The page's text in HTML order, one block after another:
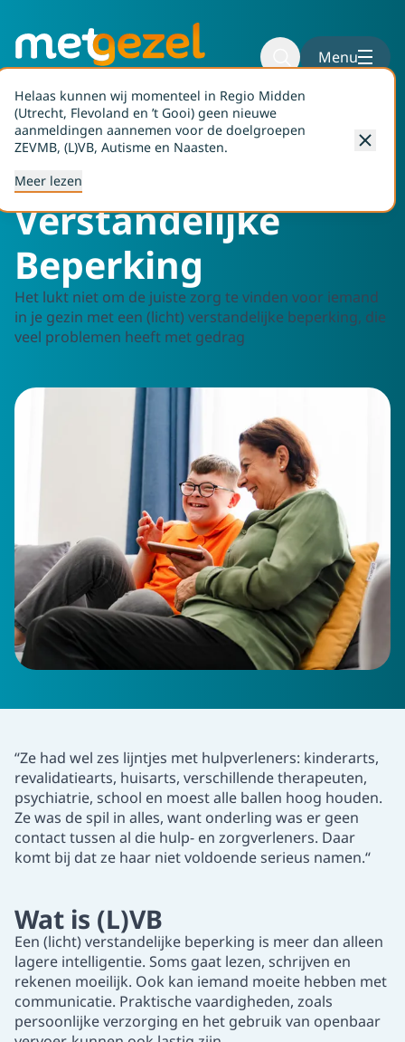
Helaas kunnen wij momenteel in Regio Midden
(Utrecht, Flevoland en ’t Gooi) geen nieuwe
aanmeldingen aannemen voor de doelgroepen
ZEVMB, (L)VB, Autisme en Naasten.
Meer lezen
Naar hoofdinhoud
Naar voettekst
Menu
(Licht)
Verstandelijke
Beperking
Het lukt niet om de juiste zorg te vinden voor iemand
in je gezin met een (licht) verstandelijke beperking, die
veel problemen heeft met gedrag
Home Aanvragen (L)VB
“Ze had wel zes lijntjes met hulpverleners: kinderarts,
revalidatiearts, huisarts, verschillende therapeuten,
psychiatrie, school en moest alle ballen hoog houden.
Ze was de spil in alles, want onderling was er geen
contact tussen al die hulp- en zorgverleners. Daar
komt bij dat ze haar niet voldoende serieus namen.“
Wat is (L)VB
Een (licht) verstandelijke beperking is meer dan alleen
lagere intelligentie. Soms gaat lezen, schrijven en
rekenen moeilijk. Ook kan iemand moeite hebben met
communicatie. Praktische vaardigheden, zoals
persoonlijke verzorging en het gebruik van openbaar